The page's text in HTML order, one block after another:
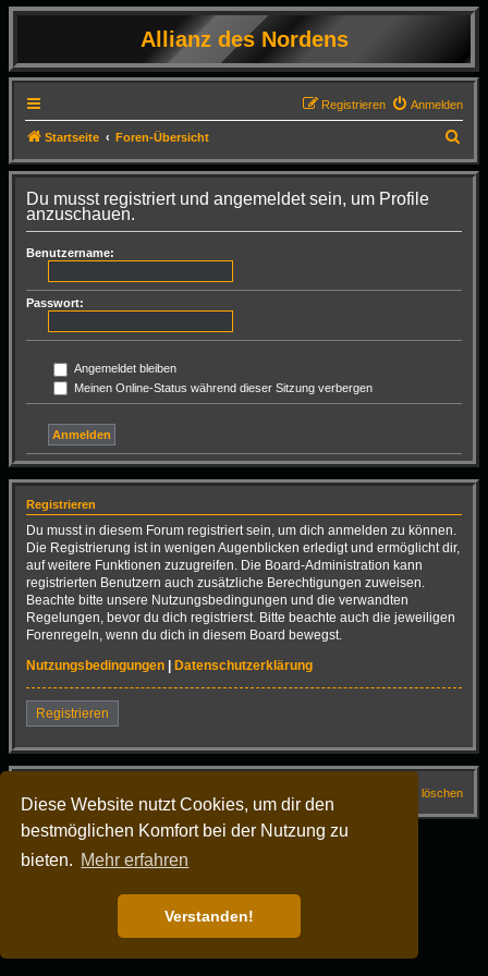
Diese Website nutzt Cookies, um dir den
bestmöglichen Komfort bei der Nutzung zu
bieten. Mehr erfahren
Verstanden!
Allianz des Nordens
Anmelden
Registrieren
Startseite Foren-Übersicht
u
Du musst registriert und angemeldet sein, um Profile
anzuschauen.
Benutzername:
Passwort:
Angemeldet bleiben
Meinen Online-Status während dieser Sitzung verbergen
Registrieren
Du musst in diesem Forum registriert sein, um dich anmelden zu können.
Die Registrierung ist in wenigen Augenblicken erledigt und ermöglicht dir,
auf weitere Funktionen zuzugreifen. Die Board-Administration kann
registrierten Benutzern auch zusätzliche Berechtigungen zuweisen.
Beachte bitte unsere Nutzungsbedingungen und die verwandten
Regelungen, bevor du dich registrierst. Bitte beachte auch die jeweiligen
Forenregeln, wenn du dich in diesem Board bewegst.
Nutzungsbedingungen | Datenschutzerklärung
Registrieren
Alle Cookies löschen
Alle Zeiten sind
UTC+02:00
Deutsche Übersetzung durch
Datenschutz|Nutzungsbedingungen